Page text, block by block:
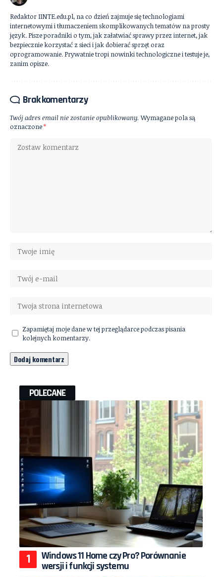
Redaktor IINTE.edu.pl, na co dzień zajmuje się technologiami
internetowymi i tłumaczeniem skomplikowanych tematów na prosty
język. Pisze poradniki o tym, jak załatwiać sprawy przez internet, jak
bezpiecznie korzystać z sieci i jak dobierać sprzęt oraz
oprogramowanie. Prywatnie tropi nowinki technologiczne i testuje je,
zanim opisze.
Brak komentarzy
Twój adres email nie zostanie opublikowany. Wymagane pola są
oznaczone*
Zapamiętaj moje dane w tej przeglądarce podczas pisania
kolejnych komentarzy.
POLECANE
Windows 11 Home czy Pro? Porównanie
wersji i funkcji systemu